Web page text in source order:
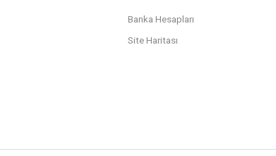
Banka Hesapları
Site Haritası